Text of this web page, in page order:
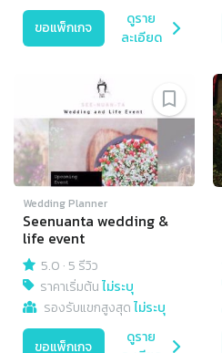
ขอแพ็กเกจ
ดูราย
ละเอียด
Wedding Planner
Seenuanta wedding &
life event
5.0 · 5 รีวิว
ราคาเริ่มต้นไม่ระบุ
รองรับแขกสูงสุดไม่ระบุ
ขอแพ็กเกจ
ดูราย